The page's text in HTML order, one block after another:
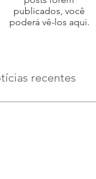
publicados, você
poderá vê-los aqui.
recentes